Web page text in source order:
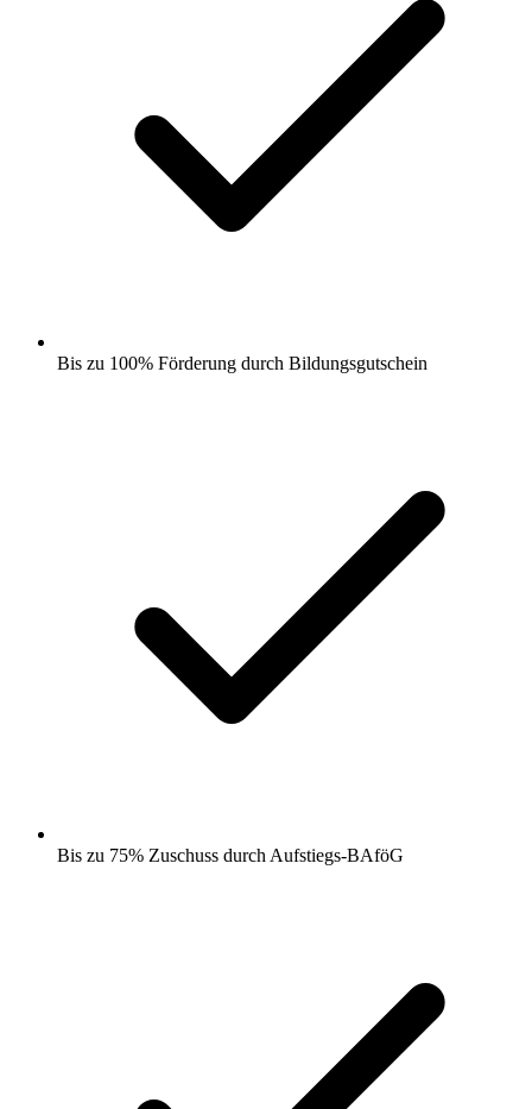
Bis zu 100% Förderung durch Bildungsgutschein
Bis zu 75% Zuschuss durch Aufstiegs-BAföG